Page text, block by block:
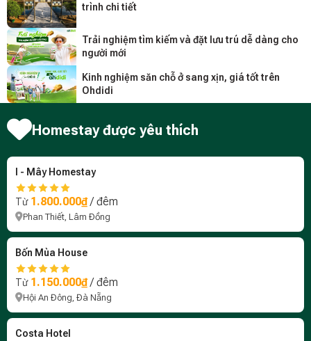
trình chi tiết
Trải nghiệm tìm kiếm và đặt lưu trú dễ dàng cho
người mới
Kinh nghiệm săn chỗ ở sang xịn, giá tốt trên
Ohdidi
Homestay được yêu thích
I - Mây Homestay
Từ 1.800.000₫/ đêm
Phan Thiết, Lâm Đồng
Bốn Mùa House
Từ 1.150.000₫/ đêm
Hội An Đông, Đà Nẵng
Costa Hotel